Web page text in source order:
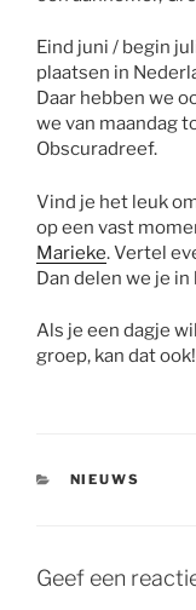
Eind juni / begin
plaatsen in
Daar hebben we
we van maandag
Obscuradreef.
Vind je het leuk
op een vast
Marieke. Vertel
Dan delen we je
Als je een dagje
groep, kan dat
CATEGORIEËN
NIEUWS
Geef een